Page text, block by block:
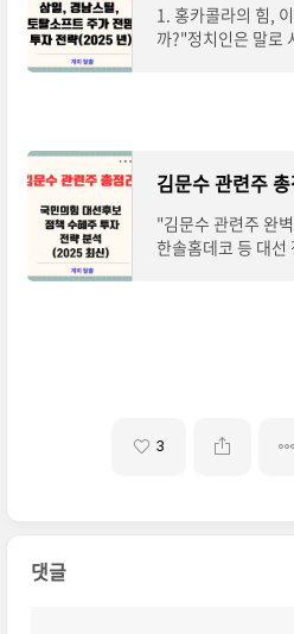
1. 홍카콜라의 힘,
까?"정치인은 말로
"김문수 관련주 완
한솔홈데코 등 대선
3
댓글